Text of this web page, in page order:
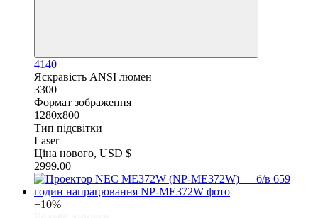
4140
Яскравість ANSI люмен
3300
Формат зображення
1280x800
Тип підсвітки
Laser
Ціна нового, USD $
2999.00
−10%